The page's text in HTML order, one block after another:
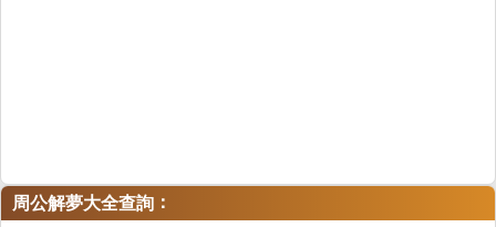
周公解夢大全查詢 ：